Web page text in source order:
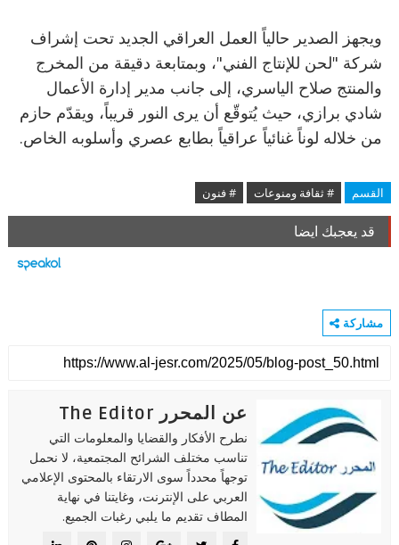
ويجهز الصدير حالياً العمل العراقي الجديد تحت إشراف
شركة "لحن للإنتاج الفني"، وبمتابعة دقيقة من المخرج
والمنتج صلاح الياسري، إلى جانب مدير إدارة الأعمال
شادي برازي، حيث يُتوقّع أن يرى النور قريباً، ويقدّم حازم
من خلاله لوناً غنائياً عراقياً بطابع عصري وأسلوبه الخاص.
القسم # ثقافة ومنوعات # فنون
قد يعجبك ايضا
مشاركة
عن المحرر The Editor
نطرح الأفكار والقضايا والمعلومات التي
تناسب مختلف الشرائح المجتمعية، لا نحمل
توجهاً محدداً سوى الارتقاء بالمحتوى الإعلامي
العربي على الإنترنت، وغايتنا في نهاية
المطاف تقديم ما يلبي رغبات الجميع.